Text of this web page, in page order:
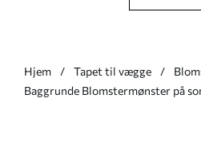
Hjem Tapet til vægge
Baggrunde Blomstermønster på